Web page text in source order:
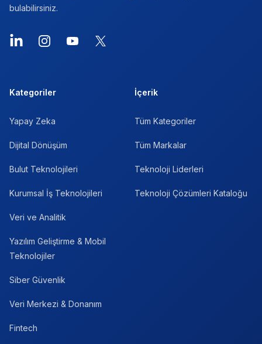
bulabilirsiniz.
LinkedInInstagramYouTube
X
Kategoriler
Yapay Zeka
Dijital Dönüşüm
Bulut Teknolojileri
Kurumsal İş Teknolojileri
Veri ve Analitik
Yazılım Geliştirme & Mobil
Teknolojiler
Siber Güvenlik
Veri Merkezi & Donanım
Fintech
İçerik
Tüm Kategoriler
Tüm Markalar
Teknoloji Liderleri
Teknoloji Çözümleri Kataloğu